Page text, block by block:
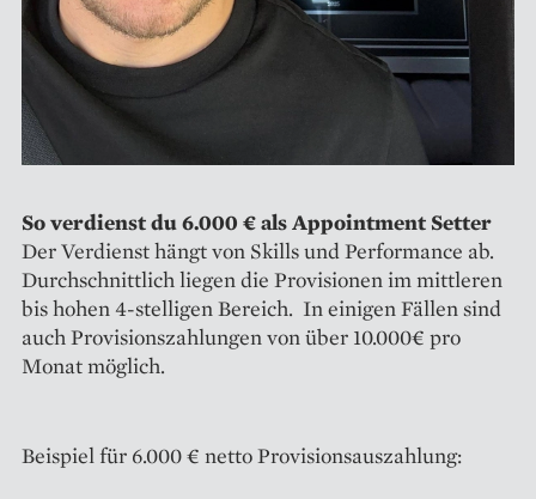
So verdienst du 6.000 € als Appointment Setter
Der Verdienst hängt von Skills und Performance ab.
Durchschnittlich liegen die Provisionen im mittleren
bis hohen 4-stelligen Bereich. In einigen Fällen sind
auch Provisionszahlungen von über 10.000€ pro
Monat möglich.
Beispiel für 6.000 € netto Provisionsauszahlung: